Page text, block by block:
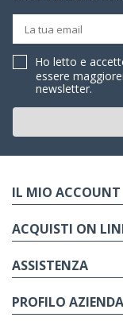
Ho letto e
essere
newsletter.
IL MIO ACCOUNT
ACQUISTI ON
ASSISTENZA
PROFILO